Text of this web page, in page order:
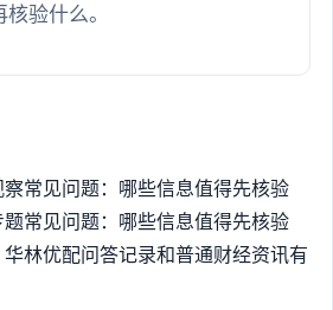
验什么。
常见问题：哪些信息值得先核验
常见问题：哪些信息值得先核验
林优配问答记录和普通财经资讯有